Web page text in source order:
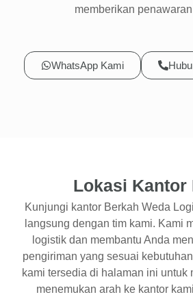
memberikan
WhatsApp Kami
Lokasi Kantor
Kunjungi kantor Berkah Weda
langsung dengan tim kami. Kami
logistik dan membantu Anda
pengiriman yang sesuai
kami tersedia di halaman ini untuk
menemukan arah ke kantor